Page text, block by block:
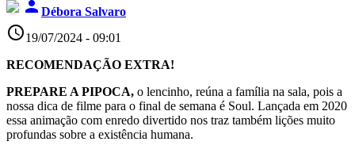
person Débora Salvaro
access_time19/07/2024 - 09:01
RECOMENDAÇÃO EXTRA!
PREPARE A PIPOCA, o lencinho, reúna a família na sala, pois a
nossa dica de filme para o final de semana é Soul. Lançada em 2020
essa animação com enredo divertido nos traz também lições muito
profundas sobre a existência humana.